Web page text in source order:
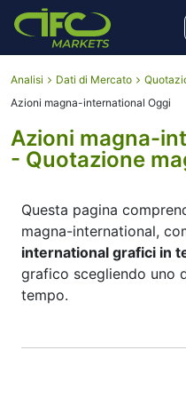
Analisi Dati di Mercato
Azioni magna-international Oggi
Azioni magna-
- Quotazione
Questa pagina
magna-international,
international grafici in
grafico scegliendo uno
tempo.
Spostando l'inizio e la